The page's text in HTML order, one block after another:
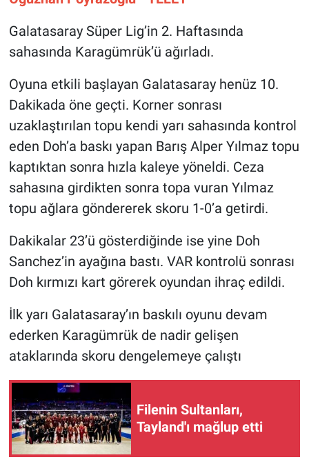
Galatasaray Süper Lig’in 2. Haftasında
sahasında Karagümrük’ü ağırladı.
Oyuna etkili başlayan Galatasaray henüz 10.
Dakikada öne geçti. Korner sonrası
uzaklaştırılan topu kendi yarı sahasında kontrol
eden Doh’a baskı yapan Barış Alper Yılmaz topu
kaptıktan sonra hızla kaleye yöneldi. Ceza
sahasına girdikten sonra topa vuran Yılmaz
topu ağlara göndererek skoru 1-0’a getirdi.
Dakikalar 23’ü gösterdiğinde ise yine Doh
Sanchez’in ayağına bastı. VAR kontrolü sonrası
Doh kırmızı kart görerek oyundan ihraç edildi.
İlk yarı Galatasaray’ın baskılı oyunu devam
ederken Karagümrük de nadir gelişen
ataklarında skoru dengelemeye çalıştı
Filenin Sultanları,
Tayland'ı mağlup etti
Gündem Özel
Haber
İlan
Kimdir
Koronavirüs
Kültür Sanat
Ne demişti
Nedir
Popüler
Programlar
Sağlık
Spor